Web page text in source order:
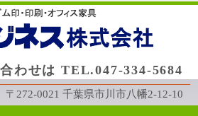
わせは TEL.047-334-5684
〒272-0021 千葉県市川市八幡2-12-10